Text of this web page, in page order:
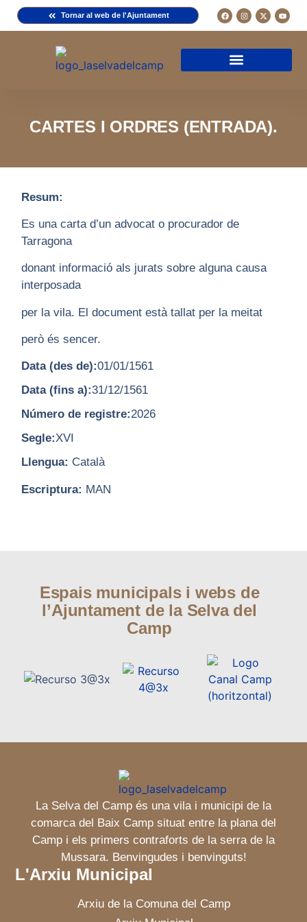
Tornar al web de l'Ajuntament
CARTES I ORDRES (ENTRADA).
Resum:
Es una carta d’un advocat o procurador de
Tarragona
donant informació als jurats sobre alguna causa
interposada
per la vila. El document està tallat per la meitat
però és sencer.
Data (des de):01/01/1561
Data (fins a):31/12/1561
Número de registre:2026
Segle:XVI
Llengua: Català
Escriptura: MAN
Espais municipals i webs de
l’Ajuntament de la Selva del
Camp
La Selva del Camp és una vila i municipi de la
comarca del Baix Camp situat entre la plana del
Camp i els primers contraforts de la serra de la
Mussara. Benvingudes i benvinguts!
L'Arxiu Municipal
Arxiu de la Comuna del Camp